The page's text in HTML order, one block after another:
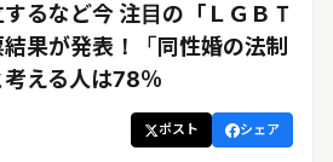
ザー
ンする
ディア登
るなど今 注目の「ＬＧＢＴ
果が発表！「同性婚の法制
える人は78％
ポスト シェア